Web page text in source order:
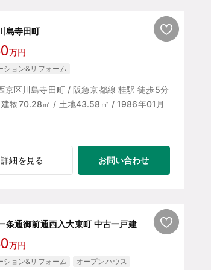
島寺田町
万円
ション&リフォーム
京区川島寺田町 / 阪急京都線 桂駅 徒歩5分
物70.28㎡ / 土地43.58㎡ / 1986年01月
詳細を見る お問い合わせ
条通御前通西入大東町 中古一戸建
万円
ション&リフォーム オープンハウス